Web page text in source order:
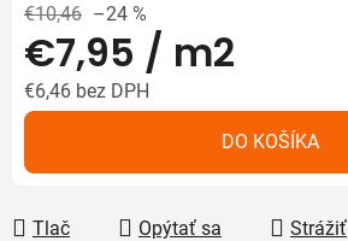
€10,46 –24 %
€7,95 / m2
€6,46 bez DPH
DO KOŠÍKA
Tlač Opýtať sa Strážiť